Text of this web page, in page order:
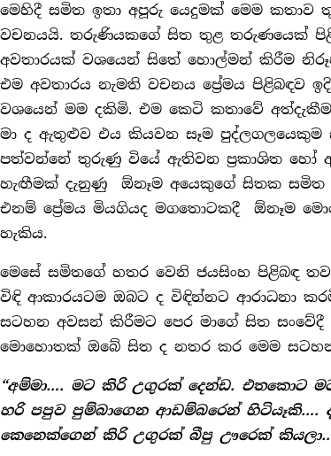
මෙහිදී සමිත ඉතා අපූරු යෙදුමක් මෙම කතාව
වචනයයි. තරුණියකගේ සිත තුළ තරුණයෙක්
අවතාරයක් වශයෙන් සිතේ හොල්මන් කිරීම
එම අවතාරය නැමති වචනය පේ‍්‍රමය පිළිබඳව
වශයෙන් මම දකිමි. එම කෙටි කතාවේ
මා ද ඇතුළුව එය කියවන සෑම පුද්ලගලයෙකුම
පත්වන්නේ තුරුණු වියේ ඇතිවන ප‍්‍රකාශිත හෝ
හැඟීමක් දැනුණු ඕනෑම අයෙකුගේ සිතක
එනම් පේ‍්‍රමය මියගියද මගතොටකදී ඕනෑම
හැකිය.
මෙසේ සමිතගේ හතර වෙනි ජයසිංහ පිළිබඳ
විඳි ආකාරයටම ඔබට ද විඳින්නට ආරාධනා
සටහන අවසන් කිරීමට පෙර මාගේ සිත
මොහොතක් ඔබේ සිත ද නතර කර මෙම
“අම්මා…. මට කිරි උගුරක් දෙන්ඩ. එතකොට
හරි පපුව පුම්බාගෙන ආඩම්බරෙන් හිටියෑකි….
කෙනෙක්ගෙන් කිරි උගුරක් බීපු ඌරෙක්